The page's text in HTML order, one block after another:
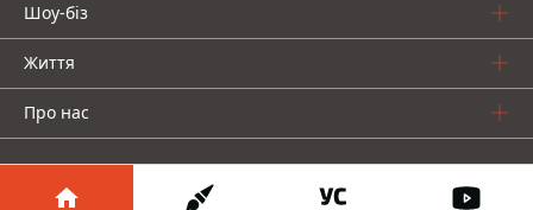
Шоу-біз
Життя
Про нас